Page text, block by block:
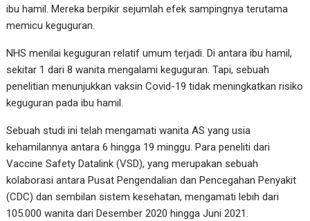
ibu hamil. Mereka berpikir sejumlah efek sampingnya terutama
memicu keguguran.
NHS menilai keguguran relatif umum terjadi. Di antara ibu hamil,
sekitar 1 dari 8 wanita mengalami keguguran. Tapi, sebuah
penelitian menunjukkan vaksin Covid-19 tidak meningkatkan risiko
keguguran pada ibu hamil.
Sebuah studi ini telah mengamati wanita AS yang usia
kehamilannya antara 6 hingga 19 minggu. Para peneliti dari
Vaccine Safety Datalink (VSD), yang merupakan sebuah
kolaborasi antara Pusat Pengendalian dan Pencegahan Penyakit
(CDC) dan sembilan sistem kesehatan, mengamati lebih dari
105.000 wanita dari Desember 2020 hingga Juni 2021.